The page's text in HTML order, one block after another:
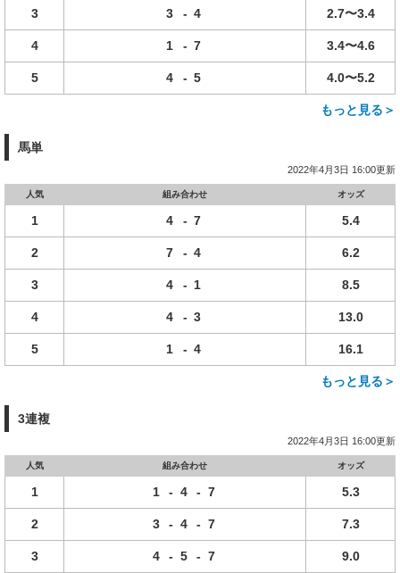
3 3 - 4 2.7〜3.4
4 1 - 7 3.4〜4.6
5 4 - 5 4.0〜5.2
もっと見る＞
馬単
2022年4月3日 16:00更新
人気 組み合わせ オッズ
1 4 - 7 5.4
2 7 - 4 6.2
3 4 - 1 8.5
4 4 - 3 13.0
5 1 - 4 16.1
もっと見る＞
3連複
2022年4月3日 16:00更新
人気 組み合わせ オッズ
1 1 - 4 - 7 5.3
2 3 - 4 - 7 7.3
3 4 - 5 - 7 9.0